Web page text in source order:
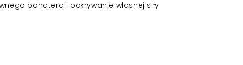
bohatera i odkrywanie własnej siły